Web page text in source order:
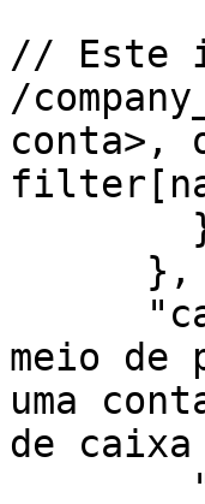
// Este
/
conta>,
meio de
uma
de